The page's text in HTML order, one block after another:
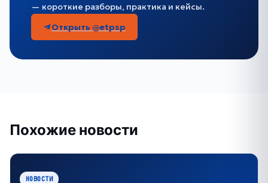
— короткие разборы, практика и кейсы.
Открыть @etpsp
Похожие новости
НОВОСТИ